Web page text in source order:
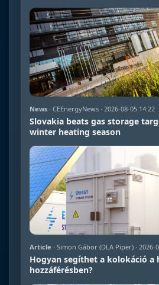
News · CEEnergyNews · 2026-08-05 14:22
Slovakia beats gas storage
winter heating season
Article · Simon Gábor (DLA Piper) · 2026-
Hogyan segíthet a kolokáció a
hozzáférésben?